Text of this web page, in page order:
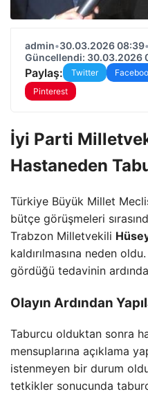
admin•30.03.2026 08:39•
Güncellendi: 30.03.2026
Paylaş: Twitter
Pinterest
İyi Parti
Hastaneden
Türkiye Büyük Millet
bütçe görüşmeleri
Trabzon Milletvekili
kaldırılmasına neden
gördüğü tedavinin
Olayın Ardından
Taburcu olduktan sonra
mensuplarına açıklama
istenmeyen bir durum
tetkikler sonucunda